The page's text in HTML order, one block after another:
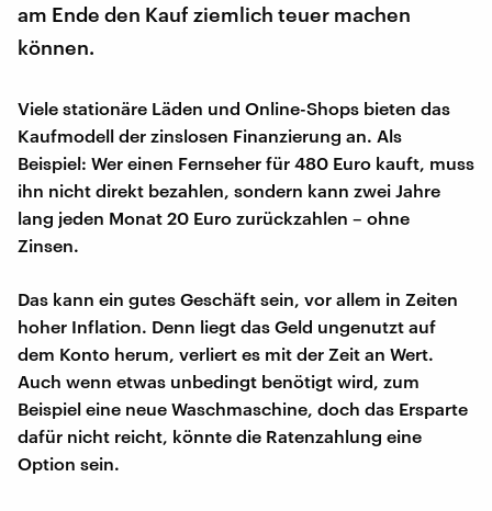
am Ende den Kauf ziemlich teuer machen
können.
Viele stationäre Läden und Online-Shops bieten das
Kaufmodell der zinslosen Finanzierung an. Als
Beispiel: Wer einen Fernseher für 480 Euro kauft, muss
ihn nicht direkt bezahlen, sondern kann zwei Jahre
lang jeden Monat 20 Euro zurückzahlen – ohne
Zinsen.
Das kann ein gutes Geschäft sein, vor allem in Zeiten
hoher Inflation. Denn liegt das Geld ungenutzt auf
dem Konto herum, verliert es mit der Zeit an Wert.
Auch wenn etwas unbedingt benötigt wird, zum
Beispiel eine neue Waschmaschine, doch das Ersparte
dafür nicht reicht, könnte die Ratenzahlung eine
Option sein.